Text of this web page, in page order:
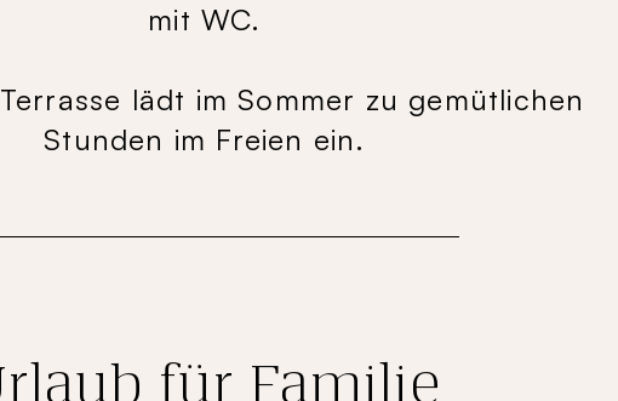
mit WC.
lädt im Sommer zu gemütlichen
Stunden im Freien ein.